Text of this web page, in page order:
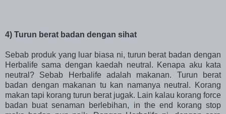
4) Turun berat badan dengan sihat
Sebab produk yang luar biasa ni, turun berat badan dengan
Herbalife sama dengan kaedah neutral. Kenapa aku kata
neutral? Sebab Herbalife adalah makanan. Turun berat
badan dengan makanan tu kan namanya neutral. Korang
makan tapi korang turun berat jugak. Lain kalau korang force
badan buat senaman berlebihan, in the end korang stop